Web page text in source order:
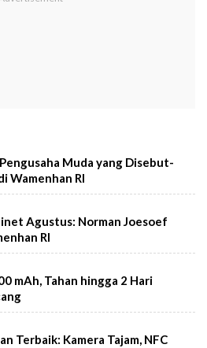
Muda yang Disebut-
Wamenhan RI
Agustus: Norman Joesoef
RI
mAh, Tahan hingga 2 Hari
Terbaik: Kamera Tajam, NFC